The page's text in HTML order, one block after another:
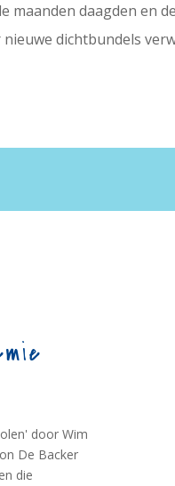
daagden en
dichtbundels
door Wim
De Backer
die